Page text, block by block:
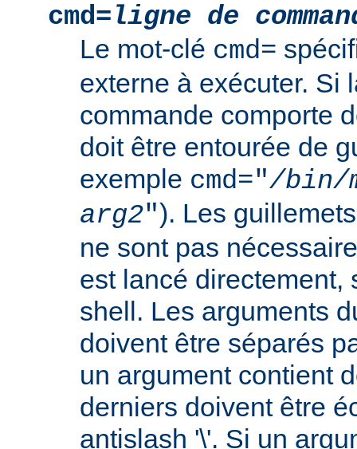
cmd=ligne de
Le mot-clé cmd=
externe à exécuter. Si
commande comporte
doit être entourée de
exemple cmd="/bin/
arg2"). Les
ne sont pas
est lancé directement,
shell. Les arguments
doivent être séparés
un argument contient
derniers doivent être
antislash '\'. Si un